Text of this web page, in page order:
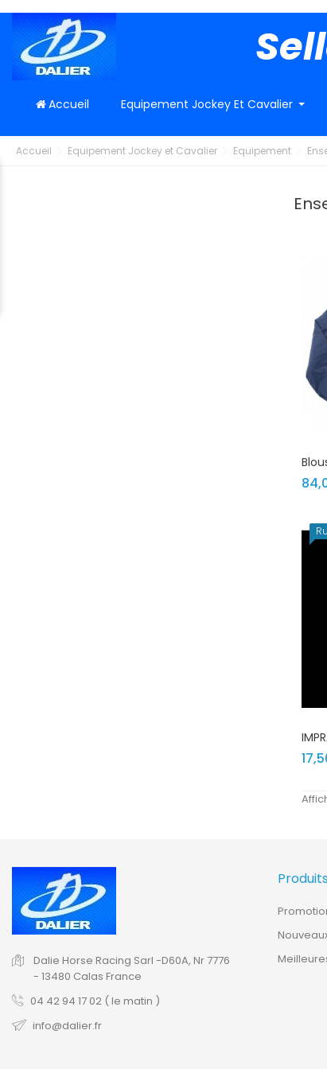
Accueil Equipement Jockey Et Cavalier
Accueil Equipement Jockey et Cavalier Equipement
Dalie Horse Racing Sarl -D60A, Nr 7776
- 13480 Calas France
04 42 94 17 02 ( le matin )
info@dalier.fr
Produits